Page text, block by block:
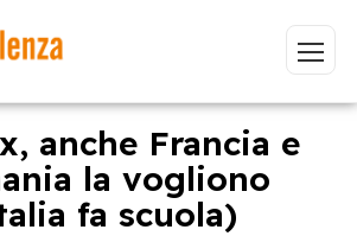
Vai
anche Francia e
la vogliono
fa scuola)